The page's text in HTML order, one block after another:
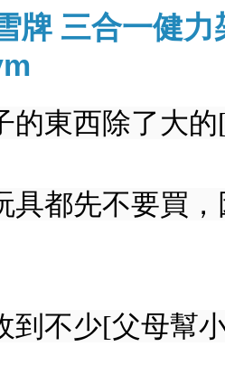
牌 三合一健
的東西除了大
具都先不要買，
到不少[父母幫